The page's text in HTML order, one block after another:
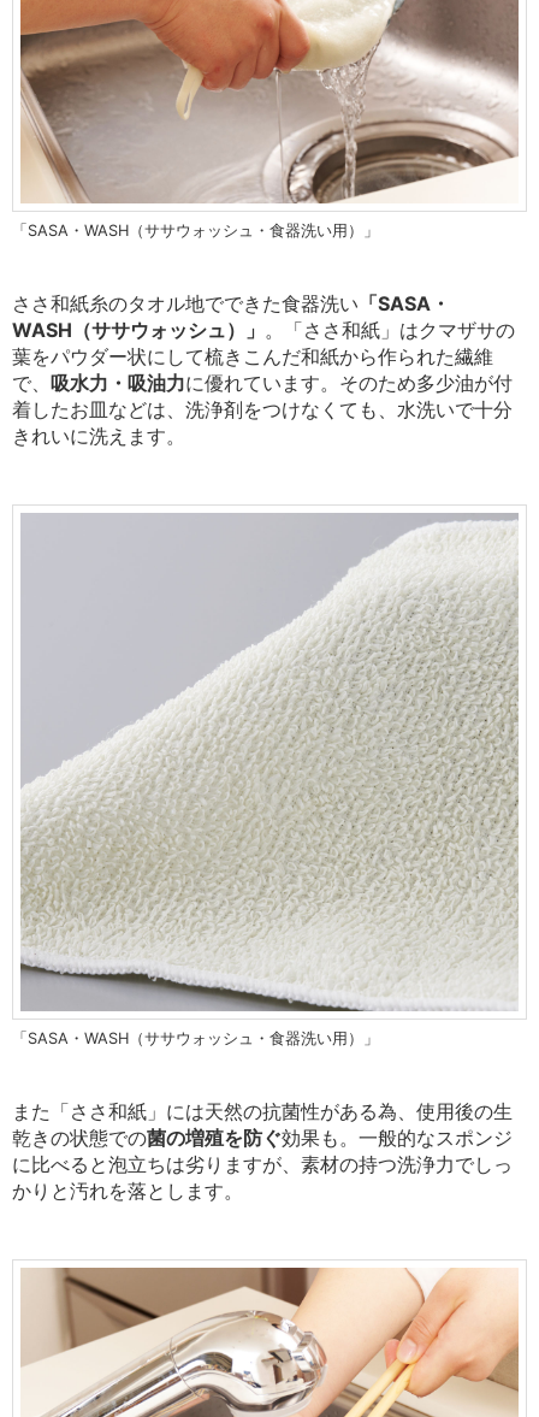
「SASA・WASH（ササウォッシュ・食器洗い用）」
ささ和紙糸のタオル地でできた食器洗い 「SASA・
WASH（ササウォッシュ）」 。「ささ和紙」はクマザサの
葉をパウダー状にして梳きこんだ和紙から作られた繊維
で、 吸水力・吸油力に優れています。そのため多少油が付
着したお皿などは、洗浄剤をつけなくても、水洗いで十分
きれいに洗えます。
「SASA・WASH（ササウォッシュ・食器洗い用）」
また「ささ和紙」には天然の抗菌性がある為、使用後の生
乾きの状態での菌の増殖を防ぐ効果も。一般的なスポンジ
に比べると泡立ちは劣りますが、素材の持つ洗浄力でしっ
かりと汚れを落とします。